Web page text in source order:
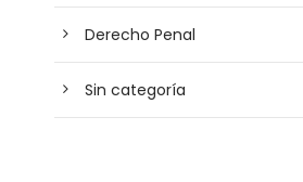
Derecho Penal
Sin categoría